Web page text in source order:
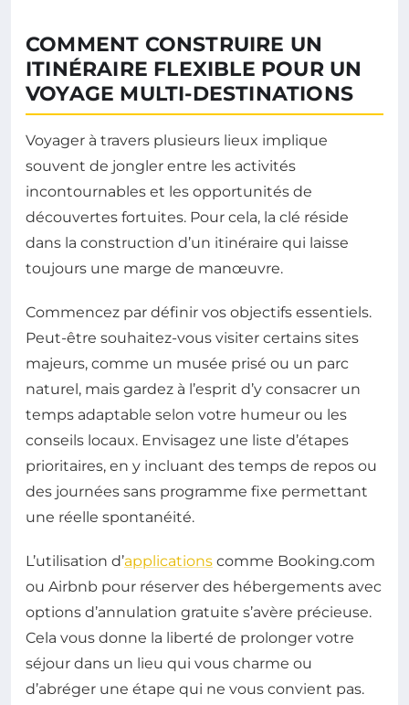
COMMENT CONSTRUIRE UN
ITINÉRAIRE FLEXIBLE POUR UN
VOYAGE MULTI-DESTINATIONS
Voyager à travers plusieurs lieux implique
souvent de jongler entre les activités
incontournables et les opportunités de
découvertes fortuites. Pour cela, la clé réside
dans la construction d’un itinéraire qui laisse
toujours une marge de manœuvre.
Commencez par définir vos objectifs essentiels.
Peut-être souhaitez-vous visiter certains sites
majeurs, comme un musée prisé ou un parc
naturel, mais gardez à l’esprit d’y consacrer un
temps adaptable selon votre humeur ou les
conseils locaux. Envisagez une liste d’étapes
prioritaires, en y incluant des temps de repos ou
des journées sans programme fixe permettant
une réelle spontanéité.
L’utilisation d’applications comme Booking.com
ou Airbnb pour réserver des hébergements avec
options d’annulation gratuite s’avère précieuse.
Cela vous donne la liberté de prolonger votre
séjour dans un lieu qui vous charme ou
d’abréger une étape qui ne vous convient pas.